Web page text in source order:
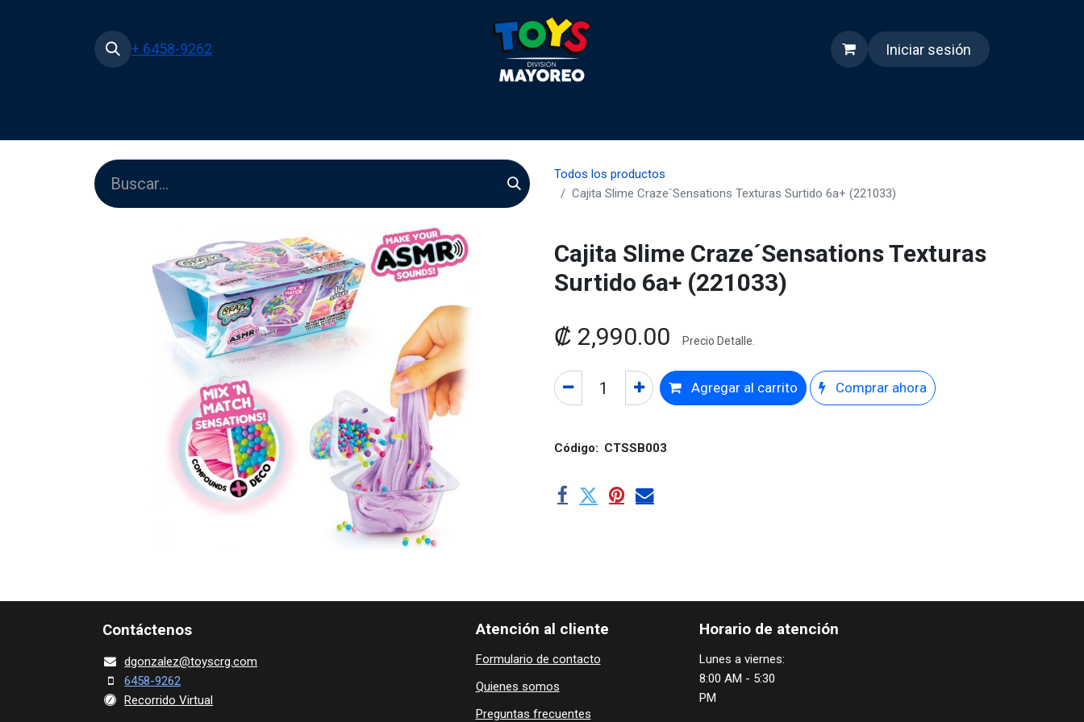
+ 6458-9262 Iniciar sesión
Todos los productos
Cajita Slime Craze´Sensations Texturas Surtido 6a+ (221033)
Cajita Slime Craze´Sensations Texturas
Surtido 6a+ (221033)
₡ 2,990.00 Precio Detalle.
Agregar al carrito Comprar ahora
Código: CTSSB003
Contácte​nos
dgonza​lez@toy​scrg.c​o​m
6458-9262
Recorrido Virtual
Horario de atención
Lunes a viernes:
8:00 AM - 5:30
PM
Atención al cliente
Formulario de contacto
Quienes ​som​​​os
Preguntas frecuentes